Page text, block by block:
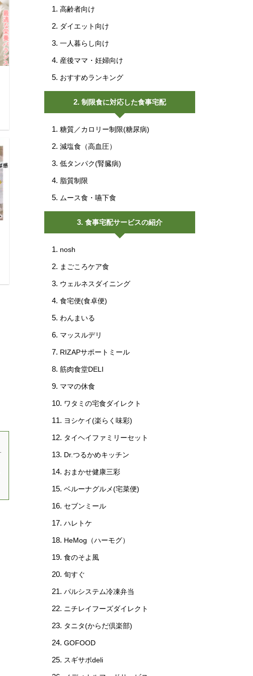
高齢者向け
ダイエット向け
一人暮らし向け
産後ママ・妊婦向け
おすすめランキング
制限食に対応した食事宅配
糖質／カロリー制限(糖尿病)
減塩食（高血圧）
低タンパク(腎臓病)
脂質制限
ムース食・嚥下食
食事宅配サービスの紹介
nosh
まごころケア食
ウェルネスダイニング
食宅便(食卓便)
わんまいる
マッスルデリ
RIZAPサポートミール
筋肉食堂DELI
ママの休食
ワタミの宅食ダイレクト
ヨシケイ(楽らく味彩)
タイヘイファミリーセット
Dr.つるかめキッチン
おまかせ健康三彩
ベルーナグルメ(宅菜便)
セブンミール
ハレトケ
HeMog（ハーモグ）
食のそよ風
旬すぐ
パルシステム冷凍弁当
ニチレイフーズダイレクト
タニタ(からだ倶楽部)
GOFOOD
スギサポdeli